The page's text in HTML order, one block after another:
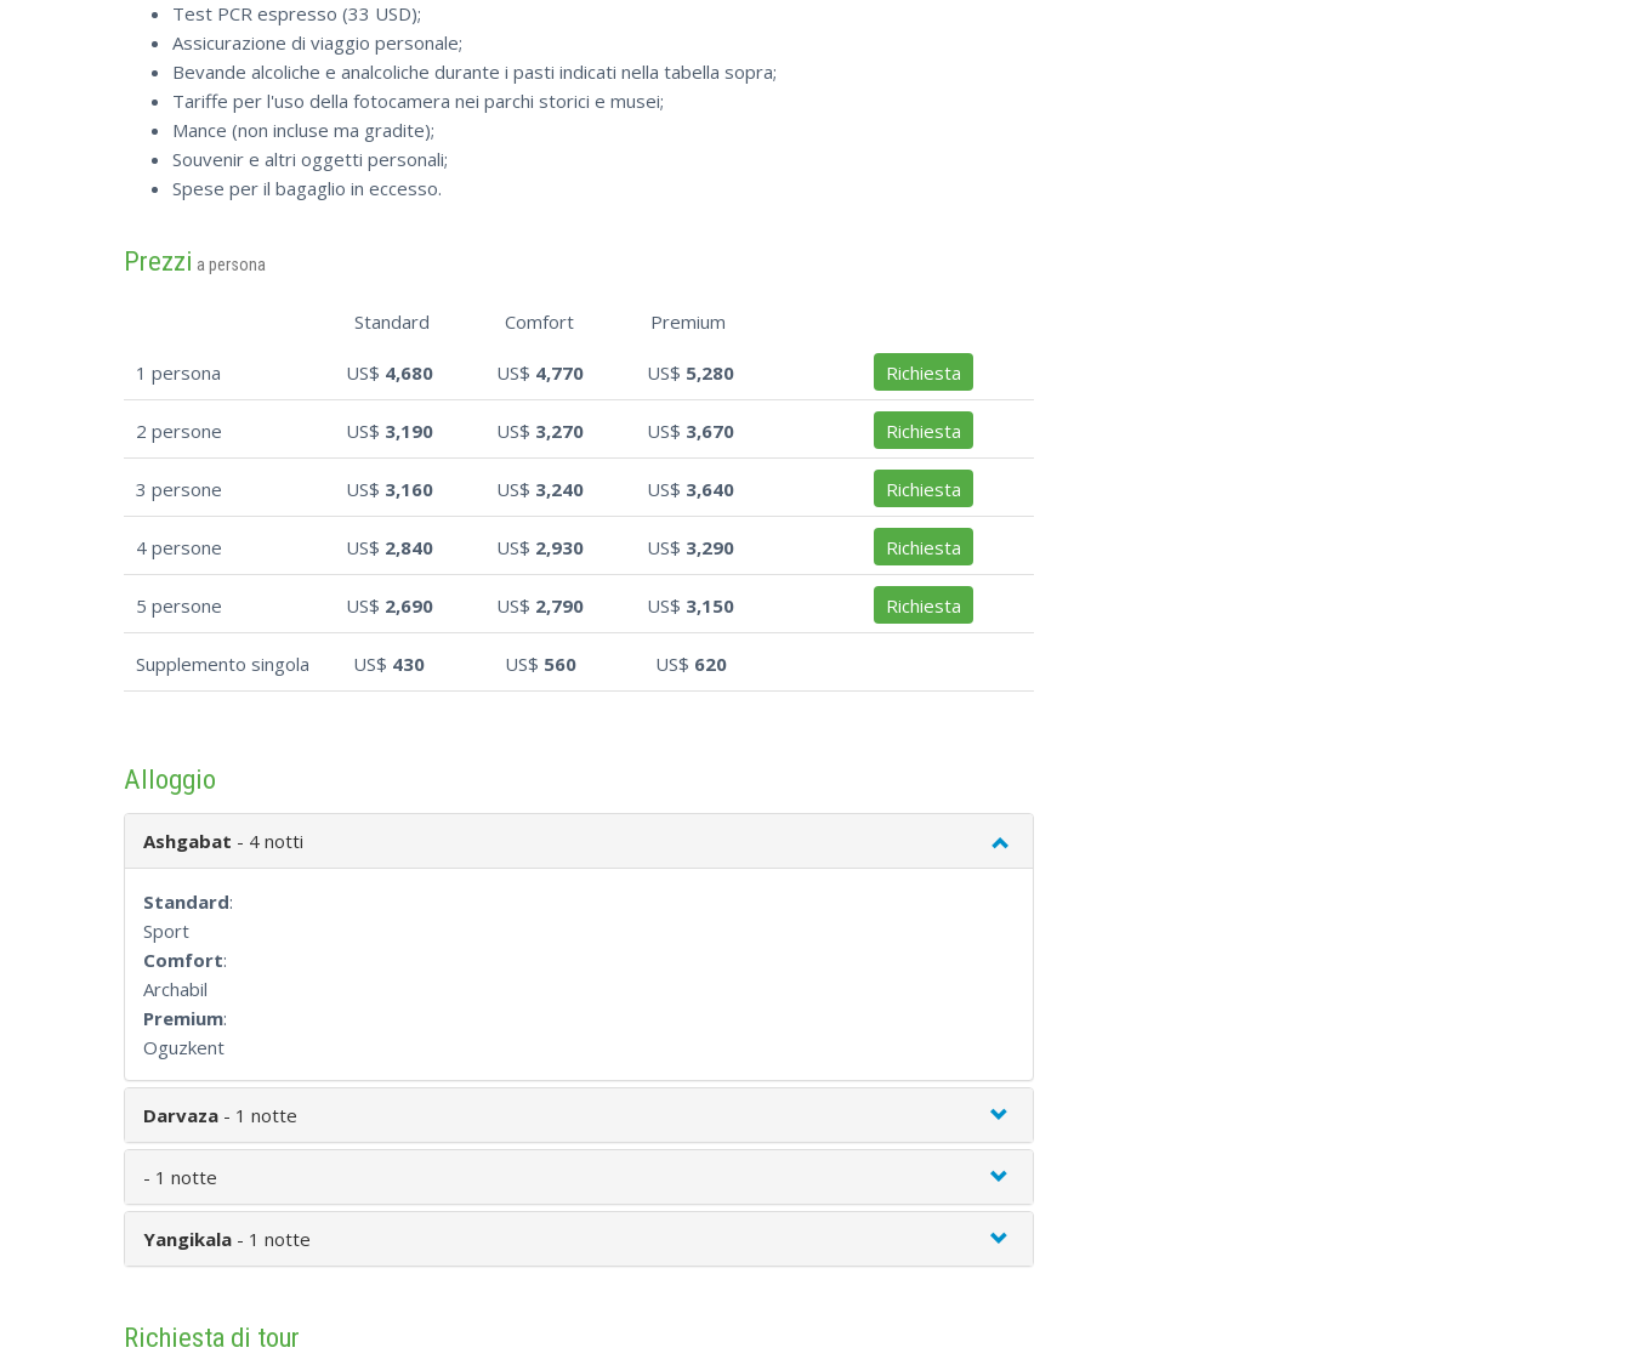
Test PCR espresso (33 USD);
Assicurazione di viaggio personale;
Bevande alcoliche e analcoliche durante i pasti indicati nella tabella sopra;
Tariffe per l'uso della fotocamera nei parchi storici e musei;
Mance (non incluse ma gradite);
Souvenir e altri oggetti personali;
Spese per il bagaglio in eccesso.
Prezzi a persona
Standard Comfort Premium
1 persona US$ 4,680 US$ 4,770 US$ 5,280 Richiesta
2 persone US$ 3,190 US$ 3,270 US$ 3,670 Richiesta
3 persone US$ 3,160 US$ 3,240 US$ 3,640 Richiesta
4 persone US$ 2,840 US$ 2,930 US$ 3,290 Richiesta
5 persone US$ 2,690 US$ 2,790 US$ 3,150 Richiesta
Supplemento singola US$ 430 US$ 560 US$ 620
Alloggio
Ashgabat - 4 notti
Standard:
Sport
Comfort:
Archabil
Premium:
Oguzkent
Darvaza - 1 notte
- 1 notte
Yangikala - 1 notte
Richiesta di tour